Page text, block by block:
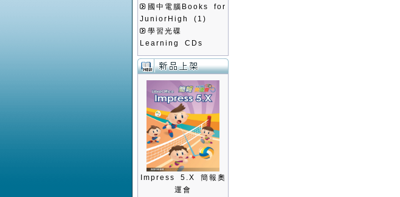
國中電腦Books for
JuniorHigh
(1)
學習光碟
Learning CDs
Impress 5.X 簡報奧
運會